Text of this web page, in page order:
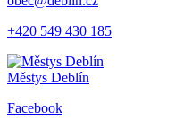
+420 549 430 185
Městys Deblín
Facebook